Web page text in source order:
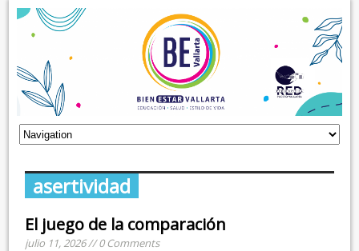
asertividad
El juego de la comparación
julio 11, 2026 // 0 Comments